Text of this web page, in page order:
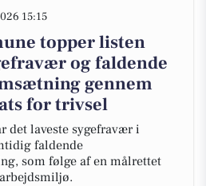
15:15
topper listen
og faldende
gennem
for trivsel
det laveste sygefravær i
faldende
som følge af en målrettet